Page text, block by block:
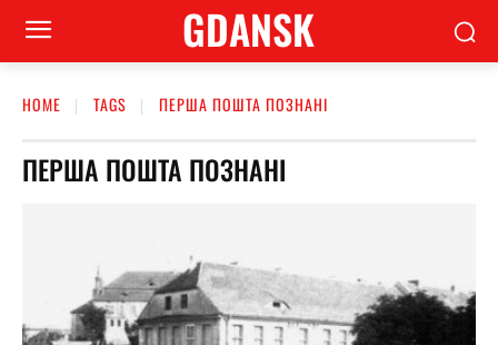
GDANSK
HOME TAGS ПЕРША ПОШТА ПОЗНАНІ
ПЕРША ПОШТА ПОЗНАНІ